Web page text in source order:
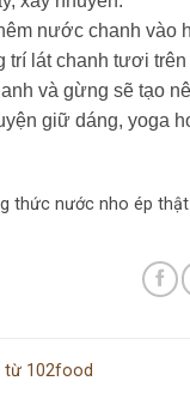
nước chanh
trí lát chanh tươi
và gừng sẽ tạo
giữ dáng, yoga
thức nước nho ép
từ 102food